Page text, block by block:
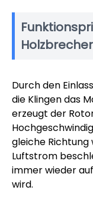
Durch den
die Klingen das
erzeugt der
gleiche Richtung
Luftstrom
immer wieder
wird.